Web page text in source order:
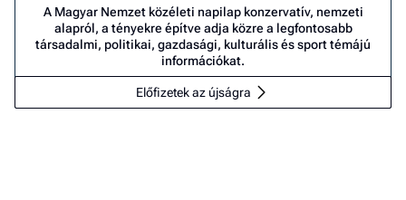
A Magyar Nemzet közéleti napilap konzervatív, nemzeti
alapról, a tényekre építve adja közre a legfontosabb
társadalmi, politikai, gazdasági, kulturális és sport témájú
információkat.
Előfizetek az újságra